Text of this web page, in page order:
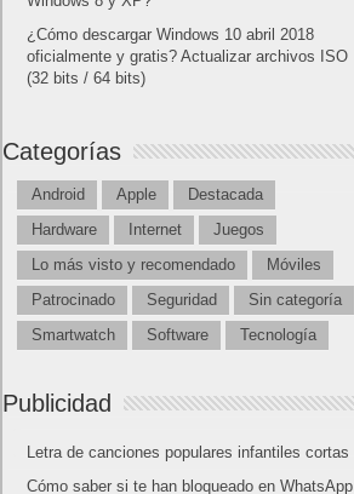
¿Cómo descargar Windows 10 abril 2018
oficialmente y gratis? Actualizar archivos ISO
(32 bits / 64 bits)
Categorías
Android Apple
Destacada
Hardware
Internet
Juegos
Lo más visto y recomendado
Móviles
Patrocinado
Seguridad
Sin categoría
Smartwatch
Software Tecnología
Publicidad
Letra de canciones populares infantiles cortas
Cómo saber si te han bloqueado en WhatsApp